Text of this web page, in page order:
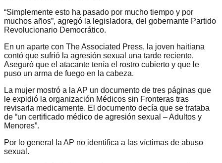
“Simplemente esto ha pasado por mucho tiempo y por
muchos años”, agregó la legisladora, del gobernante Partido
Revolucionario Democrático.
En un aparte con The Associated Press, la joven haitiana
contó que sufrió la agresión sexual una tarde reciente.
Aseguró que el atacante tenía el rostro cubierto y que le
puso un arma de fuego en la cabeza.
La mujer mostró a la AP un documento de tres páginas que
le expidió la organización Médicos sin Fronteras tras
revisarla medicamente. El documento decía que se trataba
de “un certificado médico de agresión sexual – Adultos y
Menores”.
Por lo general la AP no identifica a las víctimas de abuso
sexual.